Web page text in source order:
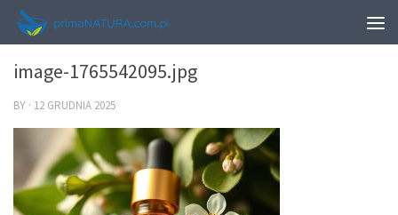
0
image-1765542095.jpg
BY · 12 GRUDNIA 2025